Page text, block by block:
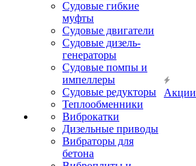
Судовые гибкие
муфты
Судовые двигатели
Судовые дизель-
генераторы
Судовые помпы и
импеллеры
Судовые редукторы
Теплообменники
Виброкатки
Дизельные приводы
Вибраторы для
бетона
Акции